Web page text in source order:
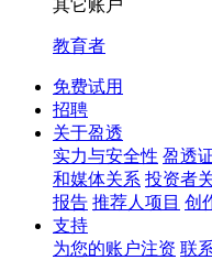
其它账户
教育者
免费试用
招聘
关于盈透
实力与安全性 盈透
和媒体关系 投资者
报告 推荐人项目 创
支持
为您的账户注资 联